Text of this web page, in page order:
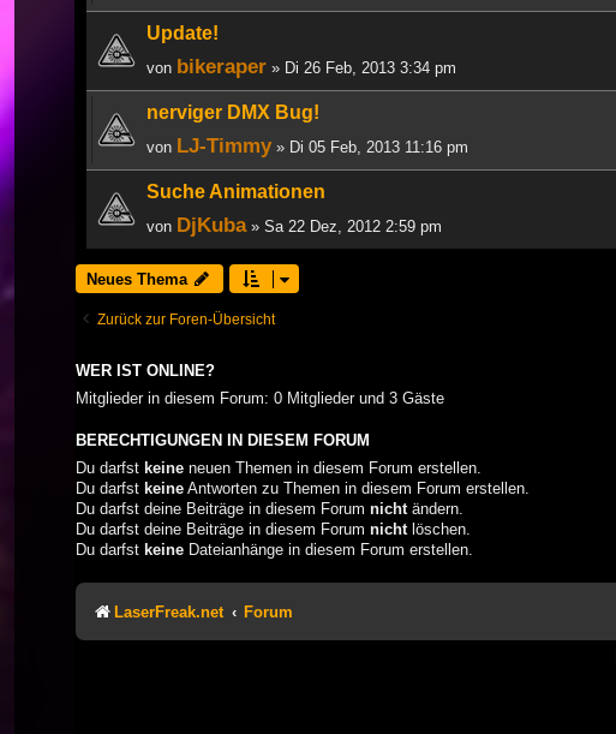
Update!
von bikeraper » Di 26 Feb, 2013 3:34 pm
nerviger DMX Bug!
von LJ-Timmy» Di 05 Feb, 2013 11:16 pm
Suche Animationen
von DjKuba» Sa 22 Dez, 2012 2:59 pm
Neues Thema
Zurück zur Foren-Übersicht
WER IST ONLINE?
Mitglieder in diesem Forum: 0 Mitglieder und 3 Gäste
BERECHTIGUNGEN IN DIESEM FORUM
Du darfst keine neuen Themen in diesem Forum erstellen.
Du darfst keine Antworten zu Themen in diesem Forum erstellen.
Du darfst deine Beiträge in diesem Forum nicht ändern.
Du darfst deine Beiträge in diesem Forum nicht löschen.
Du darfst keine Dateianhänge in diesem Forum erstellen.
LaserFreak.net Forum